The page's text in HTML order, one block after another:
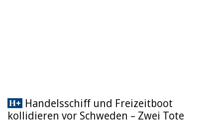
Handelsschiff und Freizeitboot
kollidieren vor Schweden – Zwei Tote